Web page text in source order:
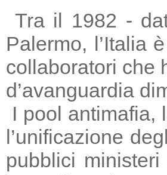
Tra il 1982 -
Palermo, l’Italia
collaboratori che
d’avanguardia
I pool antimafia,
l’unificazione
pubblici